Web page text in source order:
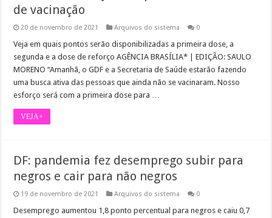
de vacinação
20 de novembro de 2021 Arquivos do sistema 0
Veja em quais pontos serão disponibilizadas a primeira dose, a
segunda e a dose de reforço AGÊNCIA BRASÍLIA* | EDIÇÃO: SAULO
MORENO “Amanhã, o GDF e a Secretaria de Saúde estarão fazendo
uma busca ativa das pessoas que ainda não se vacinaram. Nosso
esforço será com a primeira dose para …
VEJA+
DF: pandemia fez desemprego subir para
negros e cair para não negros
19 de novembro de 2021 Arquivos do sistema 0
Desemprego aumentou 1,8 ponto percentual para negros e caiu 0,7